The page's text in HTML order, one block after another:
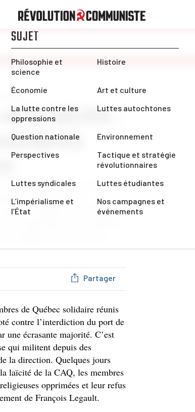
la laïcité :
de Québec solidaire
ont voté contre
les employés de l’État
Partager
de Québec solidaire réunis
contre l’interdiction du port de
une écrasante majorité. C’est
qui militent depuis des
la direction. Quelques jours
laïcité de la CAQ, les membres
opprimées et leur refus
de François Legault.